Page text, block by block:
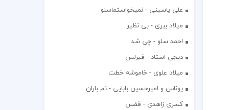
علی یاسینی - نمیخواستماسلو
میلاد ببری - بی نظیر
احمد سلو - چی شد
دیجی استاد - فیرلس
میلاد علوی - خاموشه خطت
یوناس و امیرحسین بابایی - نم باران
کسری زاهدی - قفس